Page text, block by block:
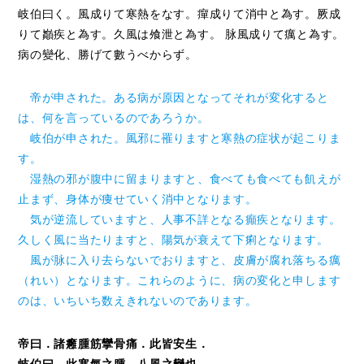
岐伯曰く。風成りて寒熱をなす。癉成りて消中と為す。厥成
りて巓疾と為す。久風は飧泄と為す。 脉風成りて癘と為す。
病の變化、勝げて數うべからず。
帝が申された。ある病が原因となってそれが変化すると
は、何を言っているのであろうか。
岐伯が申された。風邪に罹りますと寒熱の症状が起こりま
す。
湿熱の邪が腹中に留まりますと、食べても食べても飢えが
止まず、身体が痩せていく消中となります。
気が逆流していますと、人事不詳となる癲疾となります。
久しく風に当たりますと、陽気が衰えて下痢となります。
風が脉に入り去らないでおりますと、皮膚が腐れ落ちる癘
（れい）となります。これらのように、病の変化と申します
のは、いちいち数えきれないのであります。
帝曰．諸癰腫筋攣骨痛．此皆安生．